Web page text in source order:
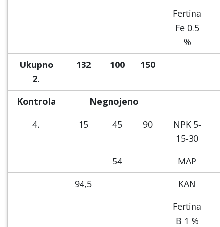
Fertina
Fe 0,5
%
Ukupno
2.
132 100 150
Kontrola
Negnojeno
4.
15 45 90
NPK 5-
15-30
54
MAP
94,5
KAN
Fertina
B 1 %